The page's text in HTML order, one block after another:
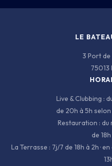
LE
3 Port de
75013
Live & Clubbing :
de 20h à 5h
Restauration : du
de
La Terrasse : 7j/7 de 18h à 2h ·